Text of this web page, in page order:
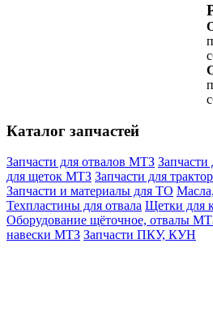
Каталог запчастей
Запчасти для отвалов МТЗ
для щеток МТЗ Запчасти для
Запчасти и материалы для ТО
Техпластины для отвала Щетки для
Оборудование щёточное, отвалы
навески МТЗ Запчасти ПКУ, КУН